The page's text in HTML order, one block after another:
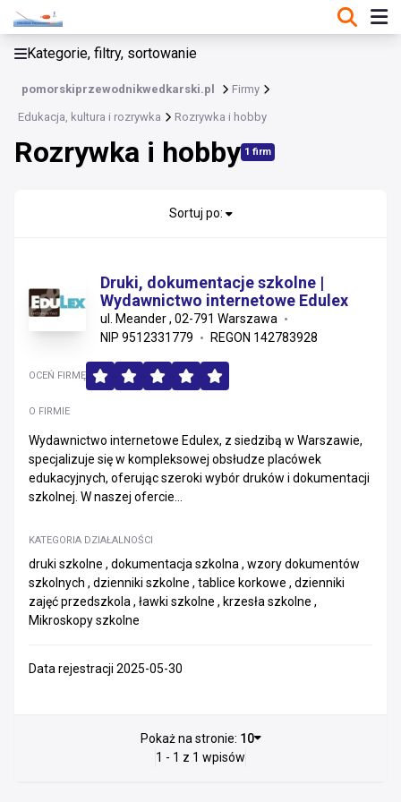
Kategorie, filtry, sortowanie
pomorskiprzewodnikwedkarski.pl Firmy
Edukacja, kultura i rozrywka Rozrywka i hobby
Rozrywka i hobby 1 firm
Edukacja, kultura i rozrywka
Sport, turystyka i outdoor
Kultura i sztuka
Sortuj po:
Druki, dokumentacje szkolne |
Wydawnictwo internetowe Edulex
ul. Meander , 02-791 Warszawa
NIP 9512331779
REGON 142783928
O FIRMIE
Wydawnictwo internetowe Edulex, z siedzibą w Warszawie,
specjalizuje się w kompleksowej obsłudze placówek
edukacyjnych, oferując szeroki wybór druków i dokumentacji
szkolnej. W naszej ofercie...
KATEGORIA DZIAŁALNOŚCI
druki szkolne , dokumentacja szkolna , wzory dokumentów
szkolnych , dzienniki szkolne , tablice korkowe , dzienniki
zajęć przedszkola , ławki szkolne , krzesła szkolne ,
Mikroskopy szkolne
OCEŃ FIRMĘ
Data rejestracji 2025-05-30
Pokaż na stronie: 10
1 - 1 z 1 wpisów